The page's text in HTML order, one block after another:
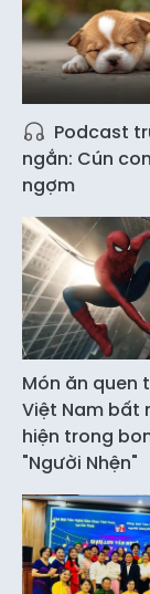
Podcast
ngắn: Cún
ngợm
Món ăn quen
Việt Nam bất
hiện trong
"Người Nhện"